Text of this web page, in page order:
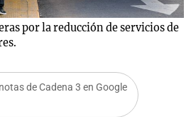
por la reducción de servicios de
de Cadena 3 en Google
La Sole en
Cadena 3